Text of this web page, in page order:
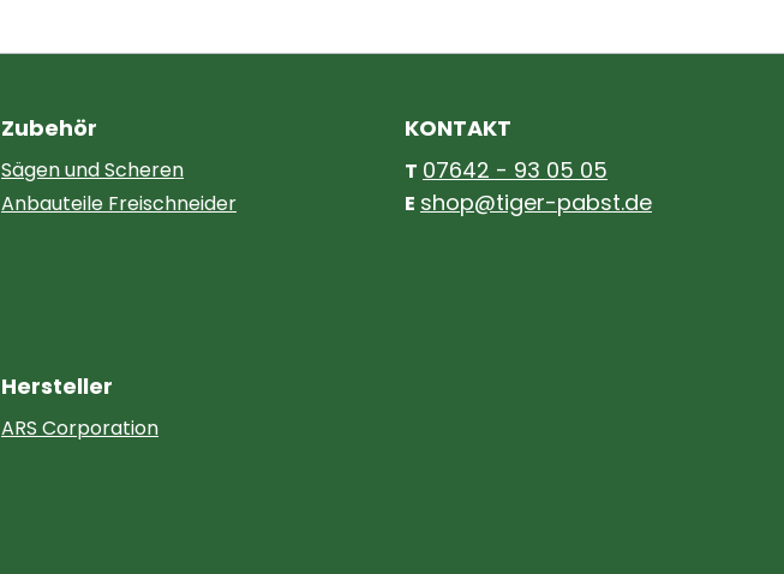
Zubehör
Sägen und Scheren
Anbauteile Freischneider
KONTAKT
T 07642 - 93 05 05
E shop@tiger-pabst.de
Hersteller
ARS Corporation